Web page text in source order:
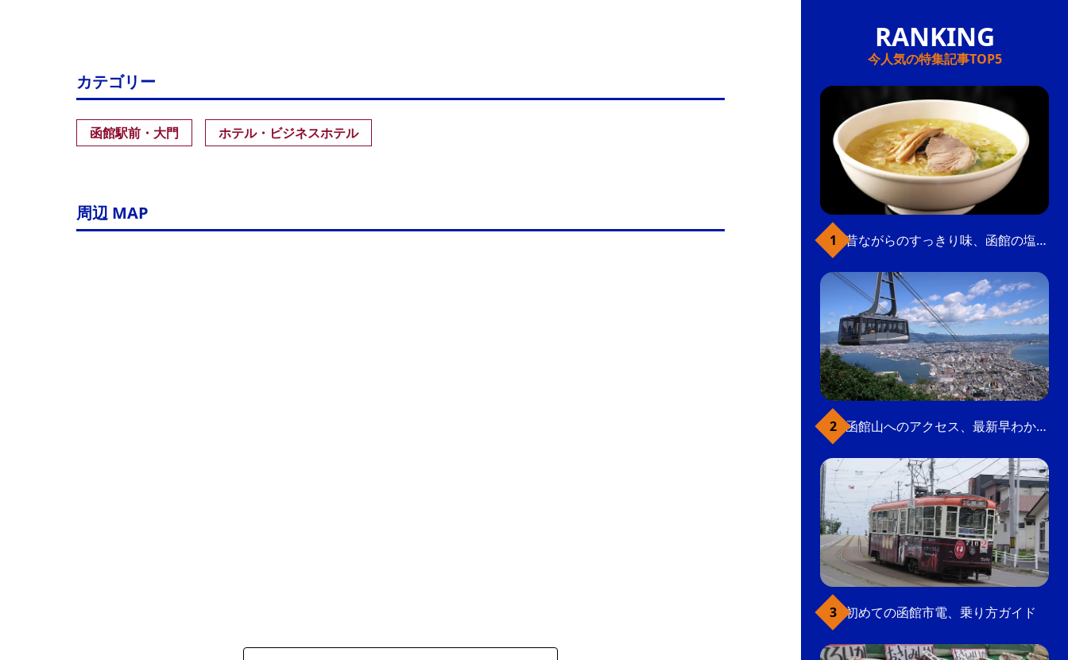
カテゴリー
函館駅前・大門 ホテル・ビジネスホテル
周辺 MAP
今人気の特集記事TOP5
昔ながらのすっきり味、函館の塩ラーメン
函館山へのアクセス、最新早わかりガイド
初めての函館市電、乗り方ガイド